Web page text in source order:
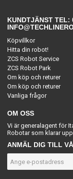
KUNDTJÄNST TEL:
Köpvillkor
Hitta din robot!
ZCS Robot Service
ZCS Robot Park
Om köp och returer
Om köp och returer
Vanliga frågor
OM OSS
Vi är generalagent för
Robotar som klarar
ANMÄL DIG TILL